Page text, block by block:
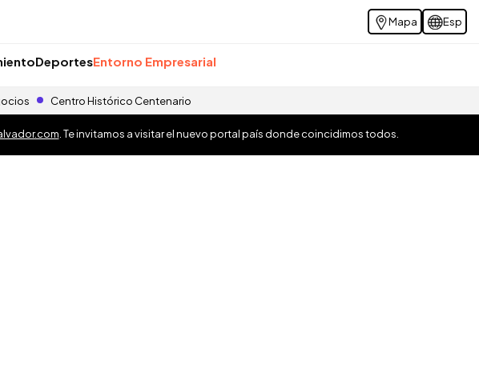
Mapa Esp
DeportesEntorno Empresarial
Centro Histórico Centenario
. Te invitamos a visitar el nuevo portal país donde coincidimos todos.